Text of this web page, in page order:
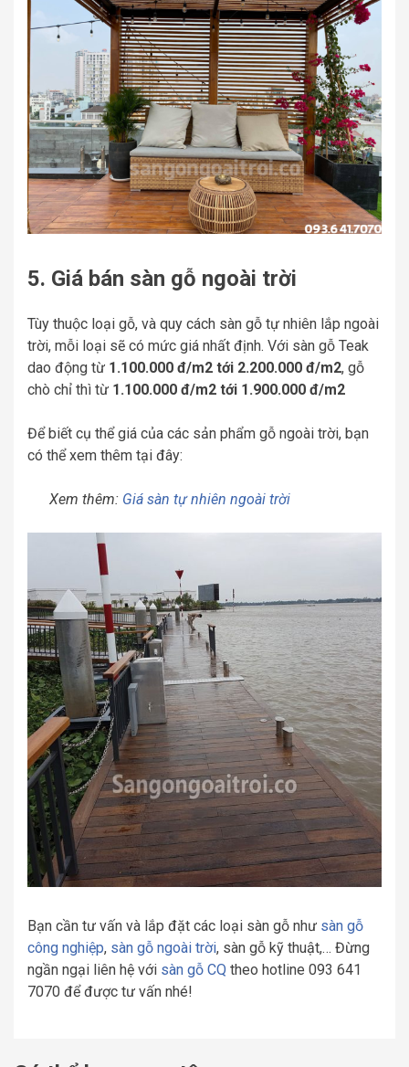
5. Giá bán sàn gỗ ngoài trời
Tùy thuộc loại gỗ, và quy cách sàn gỗ tự nhiên lắp ngoài
trời, mỗi loại sẽ có mức giá nhất định. Với sàn gỗ Teak
dao động từ 1.100.000 đ/m2 tới 2.200.000 đ/m2, gỗ
chò chỉ thì từ 1.100.000 đ/m2 tới 1.900.000 đ/m2
Để biết cụ thể giá của các sản phẩm gỗ ngoài trời, bạn
có thể xem thêm tại đây:
Xem thêm: Giá sàn tự nhiên ngoài trời
Bạn cần tư vấn và lắp đặt các loại sàn gỗ như sàn gỗ
công nghiệp, sàn gỗ ngoài trời, sàn gỗ kỹ thuật,… Đừng
ngần ngại liên hệ với sàn gỗ CQ theo hotline 093 641
7070 để được tư vấn nhé!